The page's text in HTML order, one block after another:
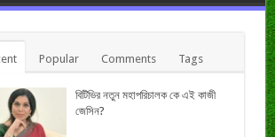
Popular Comments Tags
বিটিভির নতুন মহাপরিচালক কে এই কাজী
জেসিন?